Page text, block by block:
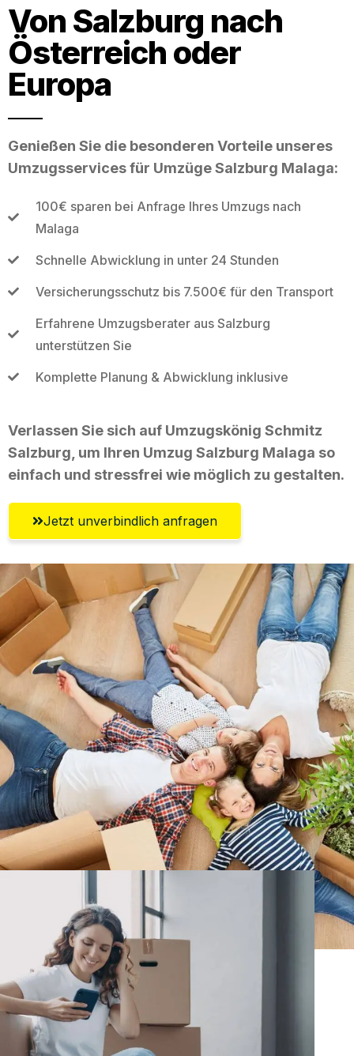
Von Salzburg nach
Österreich oder
Europa
Genießen Sie die besonderen Vorteile unseres
Umzugsservices für Umzüge Salzburg Malaga:
100€ sparen bei Anfrage Ihres Umzugs nach
Malaga
Schnelle Abwicklung in unter 24 Stunden
Versicherungsschutz bis 7.500€ für den Transport
Erfahrene Umzugsberater aus Salzburg
unterstützen Sie
Komplette Planung & Abwicklung inklusive
Verlassen Sie sich auf Umzugskönig Schmitz
Salzburg, um Ihren Umzug Salzburg Malaga so
einfach und stressfrei wie möglich zu gestalten.
Jetzt unverbindlich anfragen